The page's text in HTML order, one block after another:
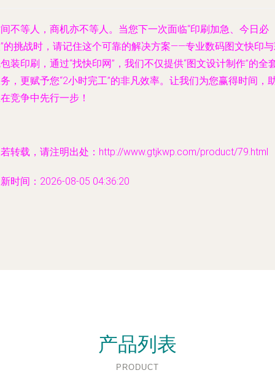
不等人，商机亦不等人。当您下一次面临“印刷加急、今日必
的挑战时，请记住这个可靠的解决方案——专业数码图文快印
装印刷，通过“找快印网”，我们不仅提供“图文设计制作”的全
，更赋予您“2小时完工”的非凡效率。让我们为您赢得时间，
竞争中先行一步！
转载，请注明出处：http://www.gtjkwp.com/product/79.html
时间：2026-08-05 04:36:20
产品列表
PRODUCT